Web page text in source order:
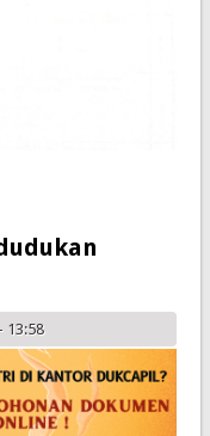
Terhadap
13:58